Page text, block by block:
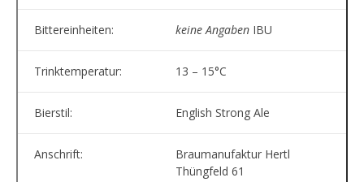
Bittereinheiten: keine Angaben IBU
Trinktemperatur: 13 – 15°C
Bierstil: English Strong Ale
Anschrift:
Braumanufaktur Hertl
Thüngfeld 61